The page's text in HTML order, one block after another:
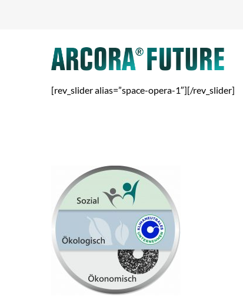
[rev_slider alias=”space-opera-1″][/rev_slider]